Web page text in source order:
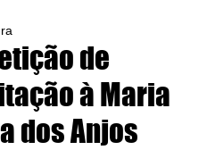
de
à Maria
dos Anjos